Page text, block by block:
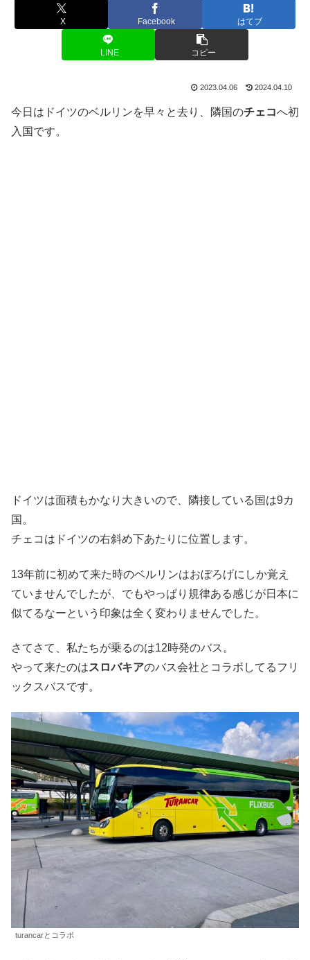
X Facebook はてブ
LINE コピー
2023.04.06 2024.04.10
今日はドイツのベルリンを早々と去り、隣国のチェコへ初
入国です。
ドイツは面積もかなり大きいので、隣接している国は9カ
国。
チェコはドイツの右斜め下あたりに位置します。
13年前に初めて来た時のベルリンはおぼろげにしか覚え
ていませんでしたが、でもやっぱり規律ある感じが日本に
似てるなーという印象は全く変わりませんでした。
さてさて、私たちが乗るのは12時発のバス。
やって来たのはスロバキアのバス会社とコラボしてるフリ
ックスバスです。
turancarとコラボ